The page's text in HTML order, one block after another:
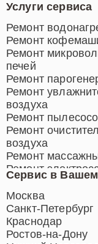
Сервис в
Москва
Санкт-Петербург
Краснодар
Ростов-на-Дону
Услуги сервиса
Ремонт
Ремонт
Ремонт
печей
Ремонт
Ремонт
воздуха
Ремонт
Ремонт
воздуха
Ремонт
Ремонт
Ремонт
Ремонт роботов-
Ремонт
Ремонт
Ремонт